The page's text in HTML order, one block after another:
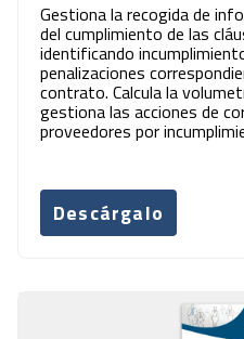
Gestiona la recogida de
del cumplimiento de las
identificando
penalizaciones
contrato. Calcula la
gestiona las acciones de
proveedores por
Descárgalo